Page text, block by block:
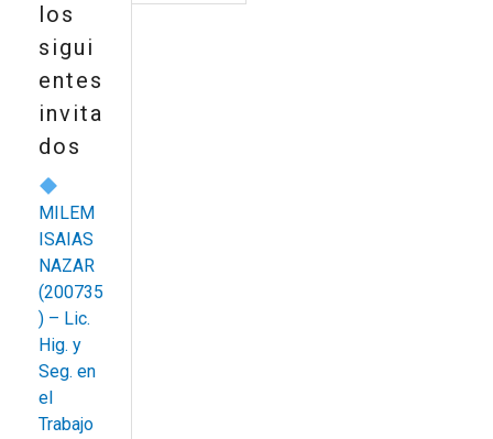
los
sigui
entes
invita
dos
MILEM
ISAIAS
NAZAR
(200735
) – Lic.
Hig. y
Seg. en
el
Trabajo